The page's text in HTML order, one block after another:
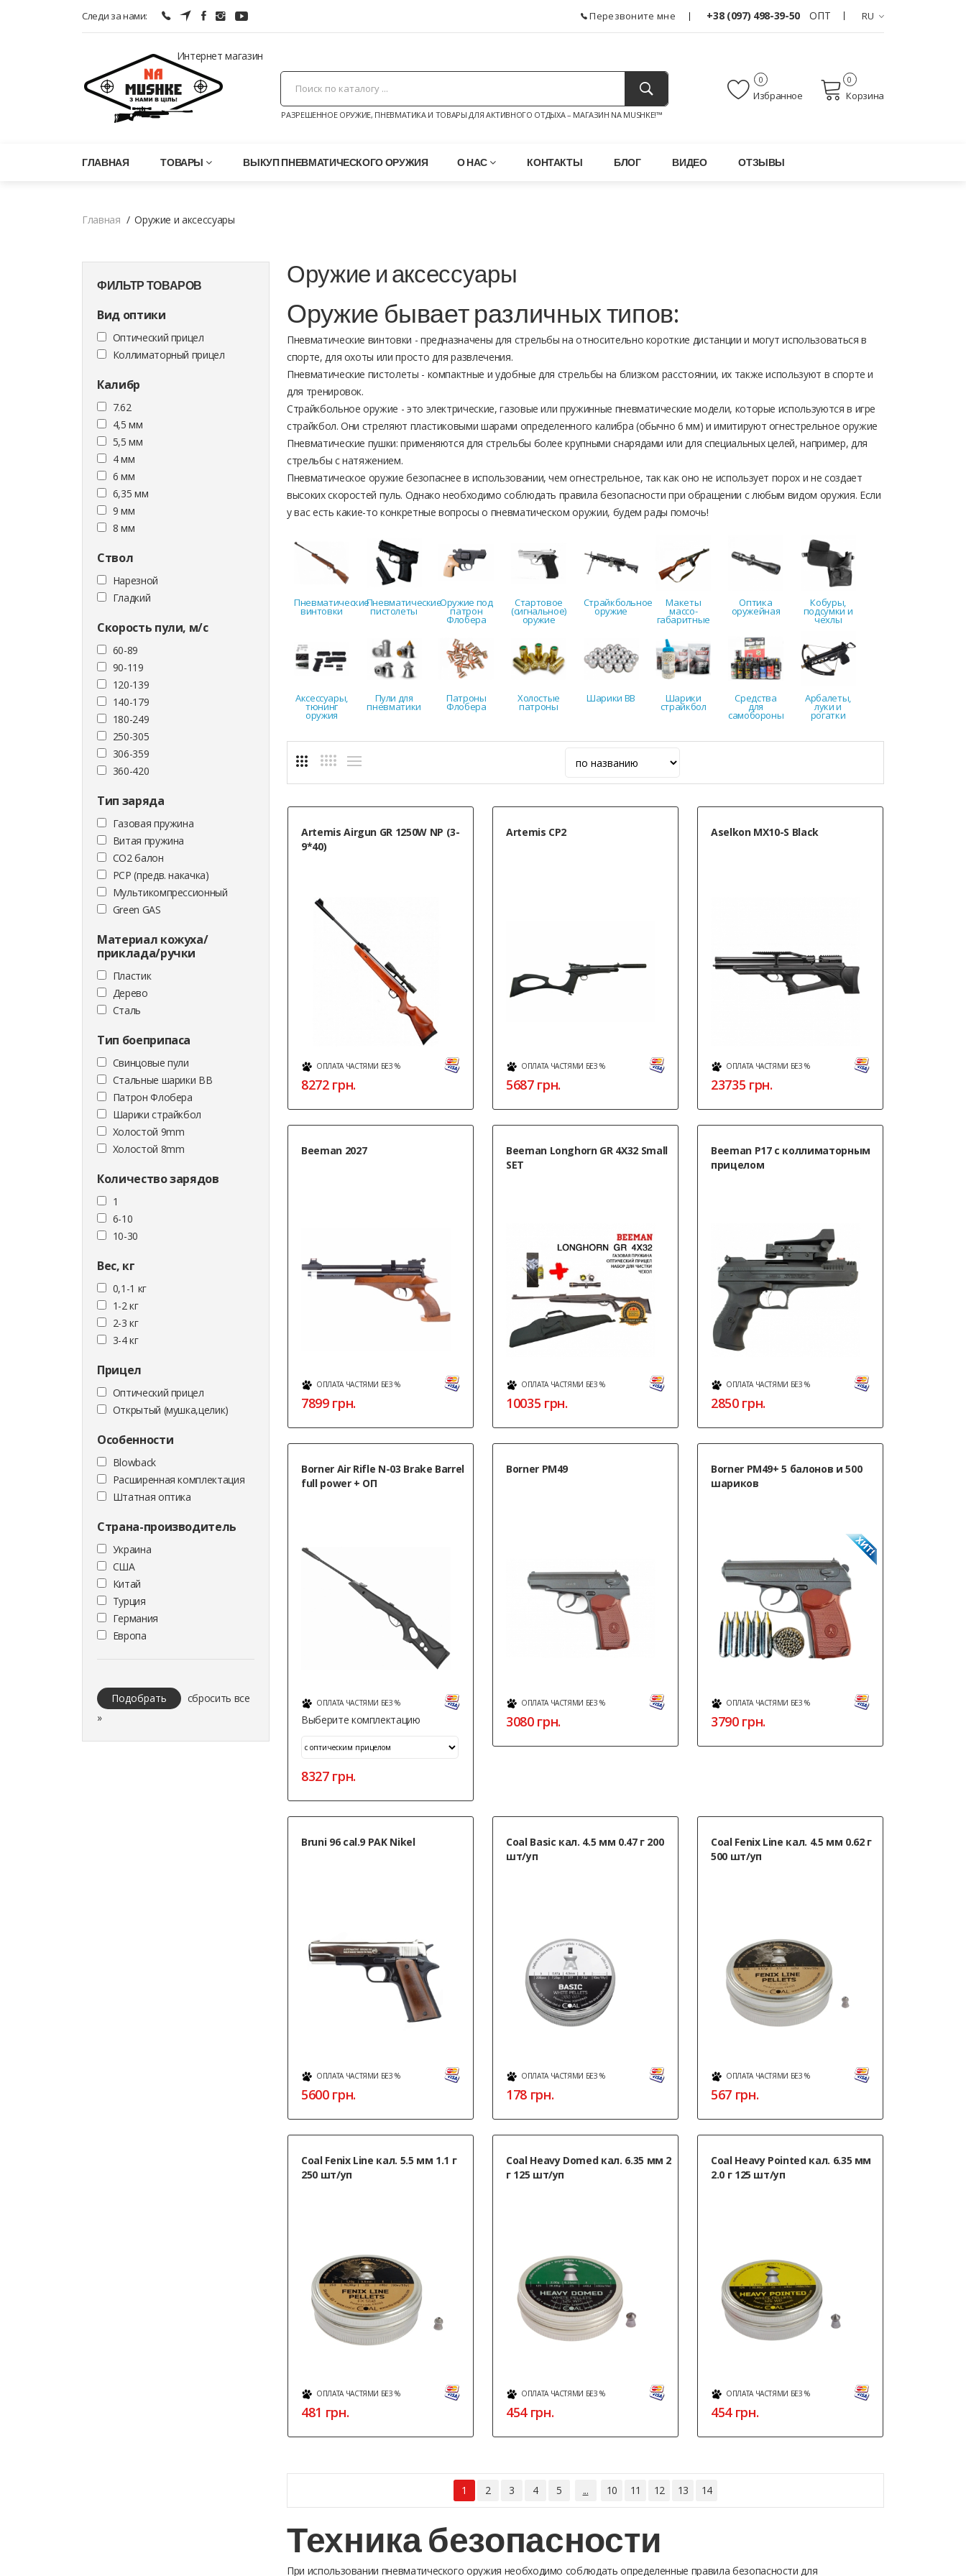
Следи за нами: Перезвоните мне +38 (097) 498-39-50 ОПТ RU
Интернет магазин
РАЗРЕШЕННОЕ ОРУЖИЕ, ПНЕВМАТИКА И ТОВАРЫ ДЛЯ АКТИВНОГО ОТДЫХА – МАГАЗИН NA MUSHKE!™
Избранное
0
Корзина
0
ГЛАВНАЯ ТОВАРЫ ВЫКУП ПНЕВМАТИЧЕСКОГО ОРУЖИЯ О НАС КОНТАКТЫ БЛОГ ВИДЕО ОТЗЫВЫ
Главная Оружие и аксессуары
ФИЛЬТР ТОВАРОВ
Вид оптики
Оптический прицел
Коллиматорный прицел
Калибр
7.62
4,5 мм
5,5 мм
4 мм
6 мм
6,35 мм
9 мм
8 мм
Ствол
Нарезной
Гладкий
Скорость пули, м/с
60-89
90-119
120-139
140-179
180-249
250-305
306-359
360-420
Тип заряда
Газовая пружина
Витая пружина
CO2 балон
PCP (предв. накачка)
Мультикомпрессионный
Green GAS
Материал кожуха/
приклада/ручки
Пластик
Дерево
Сталь
Тип боеприпаса
Cвинцовые пули
Стальные шарики ВВ
Патрон Флобера
Шарики страйкбол
Холостой 9mm
Холостой 8mm
Количество зарядов
1
6-10
10-30
Вес, кг
0,1-1 кг
1-2 кг
2-3 кг
3-4 кг
Прицел
Оптический прицел
Открытый (мушка,целик)
Особенности
Blowback
Расширенная комплектация
Штатная оптика
Страна-производитель
Украина
США
Китай
Турция
Германия
Европа
Подобрать
сбросить все
»
Оружие и аксессуары
Оружие бывает различных типов:
Пневматические винтовки - предназначены для стрельбы на относительно короткие дистанции и могут использоваться в
спорте, для охоты или просто для развлечения.
Пневматические пистолеты - компактные и удобные для стрельбы на близком расстоянии, их также используют в спорте и
для тренировок.
Страйкбольное оружие - это электрические, газовые или пружинные пневматические модели, которые используются в игре
страйкбол. Они стреляют пластиковыми шарами определенного калибра (обычно 6 мм) и имитируют огнестрельное оружие
Пневматические пушки: применяются для стрельбы более крупными снарядами или для специальных целей, например, для
стрельбы с натяжением.
Пневматическое оружие безопаснее в использовании, чем огнестрельное, так как оно не использует порох и не создает
высоких скоростей пуль. Однако необходимо соблюдать правила безопасности при обращении с любым видом оружия. Если
у вас есть какие-то конкретные вопросы о пневматическом оружии, будем рады помочь!
Пневматические
винтовки
Пневматические
пистолеты
Оружие под
патрон
Флобера
Стартовое
(сигнальное)
оружие
Страйкбольное
оружие
Макеты
массо-
габаритные
Оптика
оружейная
Кобуры,
подсумки и
чехлы
Аксессуары,
тюнинг
оружия
Пули для
пневматики
Патроны
Флобера
Холостые
патроны
Шарики BB Шарики
страйкбол
Средства
для
самобороны
Арбалеты,
луки и
рогатки
Artemis Airgun GR 1250W NP (3-
9*40)
ОПЛАТА ЧАСТЯМИ БЕЗ %
8272грн.
Artemis CP2
ОПЛАТА ЧАСТЯМИ БЕЗ %
5687грн.
Aselkon MX10-S Black
ОПЛАТА ЧАСТЯМИ БЕЗ %
23735 грн.
Beeman 2027
ОПЛАТА ЧАСТЯМИ БЕЗ %
7899грн.
Beeman Longhorn GR 4Х32 Small
SET
ОПЛАТА ЧАСТЯМИ БЕЗ %
10035 грн.
Beeman P17 с коллиматорным
прицелом
ОПЛАТА ЧАСТЯМИ БЕЗ %
2850грн.
Borner Air Rifle N-03 Brake Barrel
full power + ОП
ОПЛАТА ЧАСТЯМИ БЕЗ %
Выберите комплектацию
8327грн.
Borner PM49
ОПЛАТА ЧАСТЯМИ БЕЗ %
3080грн.
Borner PM49+ 5 балонов и 500
шариков
ОПЛАТА ЧАСТЯМИ БЕЗ %
3790грн.
Bruni 96 cal.9 PAK Nikel
ОПЛАТА ЧАСТЯМИ БЕЗ %
5600грн.
Coal Basic кал. 4.5 мм 0.47 г 200
шт/уп
ОПЛАТА ЧАСТЯМИ БЕЗ %
178грн.
Coal Fenix ​​Line кал. 4.5 мм 0.62 г
500 шт/уп
ОПЛАТА ЧАСТЯМИ БЕЗ %
567грн.
Coal Fenix ​​Line кал. 5.5 мм 1.1 г
250 шт/уп
ОПЛАТА ЧАСТЯМИ БЕЗ %
481 грн.
Coal Heavy Domed кал. 6.35 мм 2
г 125 шт/уп
ОПЛАТА ЧАСТЯМИ БЕЗ %
454грн.
Coal Heavy Pointed кал. 6.35 мм
2.0 г 125 шт/уп
ОПЛАТА ЧАСТЯМИ БЕЗ %
454грн.
1 2 3 4 5 ... 10 11 12 13 14
Техника безопасности
При использовании пневматического оружия необходимо соблюдать определенные правила безопасности для